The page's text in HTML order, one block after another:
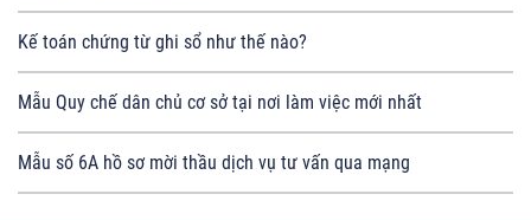
Kế toán chứng từ ghi sổ như thế nào?
Mẫu Quy chế dân chủ cơ sở tại nơi làm việc mới nhất
Mẫu số 6A hồ sơ mời thầu dịch vụ tư vấn qua mạng